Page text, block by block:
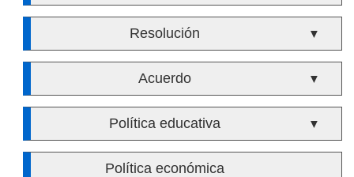
Resolución ▼
Acuerdo ▼
Política educativa ▼
Política económica